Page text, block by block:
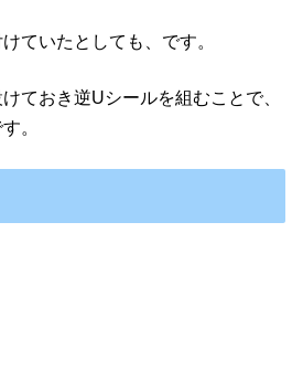
けていたとしても、です。
ておき逆Uシールを組むことで、
。